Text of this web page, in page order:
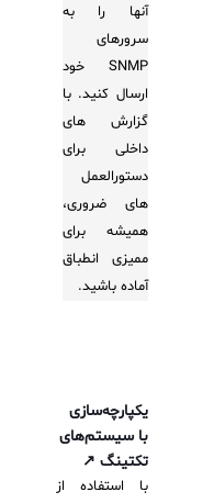
آنها را به
سرورهای
SNMP خود
ارسال کنید. با
گزارش های
داخلی برای
دستورالعمل
های ضروری،
همیشه برای
ممیزی انطباق
آماده باشید.
یکپارچه‌سازی
با سیستم‌های
تکتینگ ↗
با استفاده از